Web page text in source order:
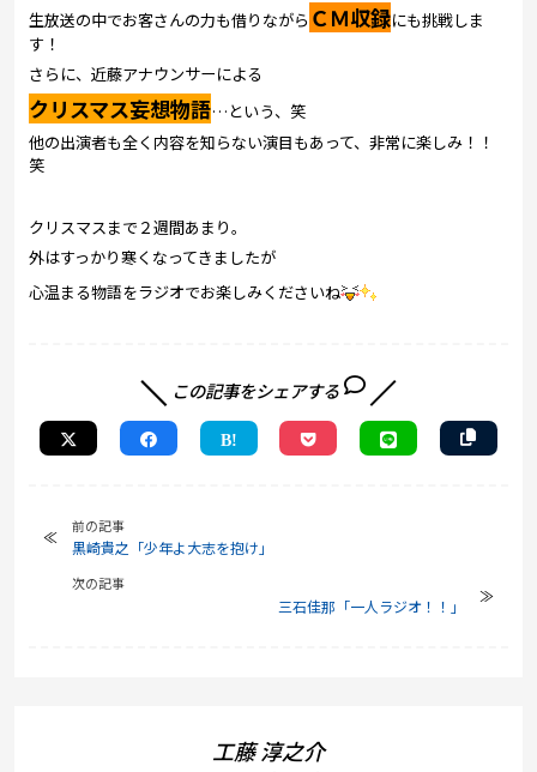
生放送の中でお客さんの力も借りながら ＣＭ収録にも挑戦しま
す！
さらに、近藤アナウンサーによる
クリスマス妄想物語…という、笑
他の出演者も全く内容を知らない演目もあって、非常に楽しみ！！
笑
クリスマスまで２週間あまり。
外はすっかり寒くなってきましたが
心温まる物語をラジオでお楽しみくださいね
この記事をシェアする
前の記事
黒崎貴之「少年よ大志を抱け」
次の記事
三石佳那「一人ラジオ！！」
工藤 淳之介